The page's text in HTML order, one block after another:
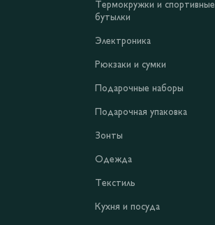
Термокружки и спортивные
бутылки
Электроника
Рюкзаки и сумки
Подарочные наборы
Подарочная упаковка
Зонты
Одежда
Текстиль
Кухня и посуда